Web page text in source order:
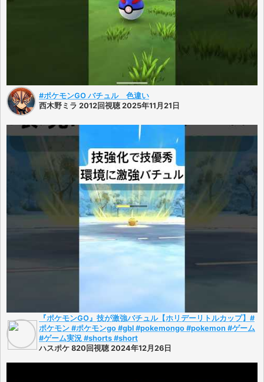
#ポケモンGO バチュル 色違い
西木野ミラ 2012回視聴 2025年11月21日
『ポケモンGO』技が激強バチュル【ホリデーリトルカップ】#
ポケモン #ポケモンgo #gbl #pokemongo #pokemon #ゲーム
#ゲーム実況 #shorts #short
ハスポケ 820回視聴 2024年12月26日